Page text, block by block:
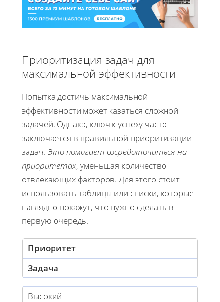
Приоритизация задач для
максимальной эффективности
Попытка достичь максимальной
эффективности может казаться сложной
задачей. Однако, ключ к успеху часто
заключается в правильной приоритизации
задач. Это помогает сосредоточиться на
приоритетах, уменьшая количество
отвлекающих факторов. Для этого стоит
использовать таблицы или списки, которые
наглядно покажут, что нужно сделать в
первую очередь.
Приоритет
Задача
Высокий